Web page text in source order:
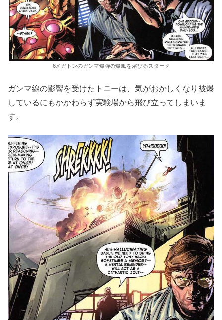
6メガトンのガンマ爆弾の爆風を浴びるスターク
ガンマ線の影響を受けたトニーは、気がおかしくなり被爆
しているにもかかわらず実験場から飛び立ってしまいま
す。